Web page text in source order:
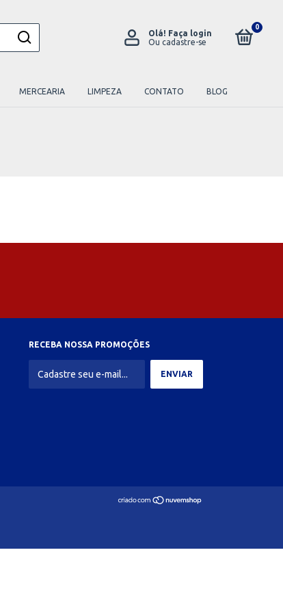
Olá! Faça login
Ou cadastre-se
0
MERCEARIA LIMPEZA CONTATO BLOG
RECEBA NOSSA PROMOÇÕES